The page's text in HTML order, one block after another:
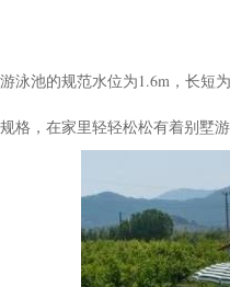
泳池的规范水位为1.6m，长短
格，在家里轻轻松松有着别墅游